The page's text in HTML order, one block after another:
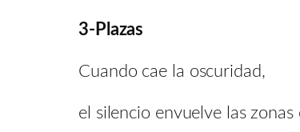
3-Plazas
Cuando cae la oscuridad,
el silencio envuelve las